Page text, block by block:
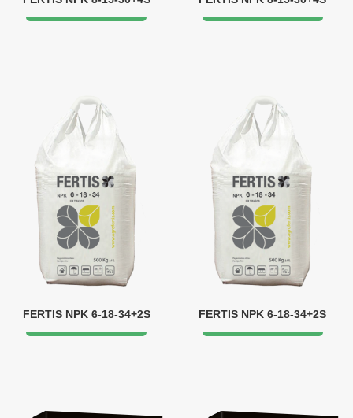
FERTIS NPK 6-18-34+2S FERTIS NPK 6-18-34+2S